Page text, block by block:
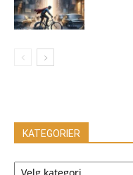
KATEGORIER
KATEGORIER